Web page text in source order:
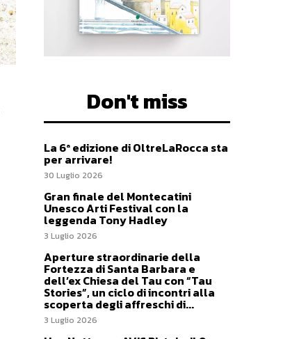
Don't miss
La 6ª edizione di OltreLaRocca sta
per arrivare!
30 Luglio 2026
Gran finale del Montecatini
Unesco Arti Festival con la
leggenda Tony Hadley
3 Luglio 2026
Aperture straordinarie della
Fortezza di Santa Barbara e
dell’ex Chiesa del Tau con “Tau
Stories”, un ciclo di incontri alla
scoperta degli affreschi di...
3 Luglio 2026